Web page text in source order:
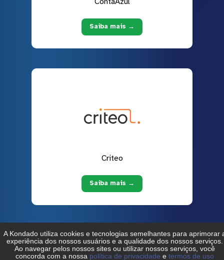
Saiba mais →
Criteo
Saiba mais →